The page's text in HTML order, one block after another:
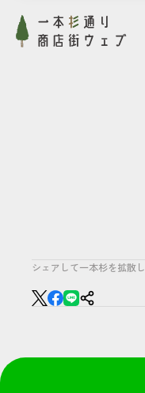
シェアして一本杉を拡散